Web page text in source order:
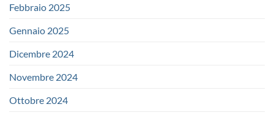
Febbraio 2025
Gennaio 2025
Dicembre 2024
Novembre 2024
Ottobre 2024